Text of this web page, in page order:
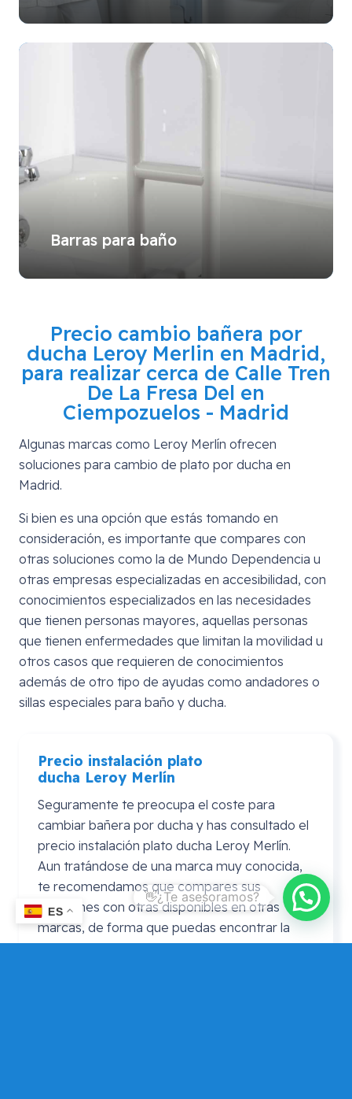
Barras para baño
Precio cambio bañera por
ducha Leroy Merlin en Madrid,
para realizar cerca de Calle Tren
De La Fresa Del en
Ciempozuelos - Madrid
Algunas marcas como Leroy Merlín ofrecen
soluciones para cambio de plato por ducha en
Madrid.
Si bien es una opción que estás tomando en
consideración, es importante que compares con
otras soluciones como la de Mundo Dependencia u
otras empresas especializadas en accesibilidad, con
conocimientos especializados en las necesidades
que tienen personas mayores, aquellas personas
que tienen enfermedades que limitan la movilidad u
otros casos que requieren de conocimientos
además de otro tipo de ayudas como andadores o
sillas especiales para baño y ducha.
Precio instalación plato
ducha Leroy Merlín
Seguramente te preocupa el coste para
cambiar bañera por ducha y has consultado el
precio instalación plato ducha Leroy Merlín.
Aun tratándose de una marca muy conocida,
te recomendamos que compares sus
soluciones con otras disponibles en otras
marcas, de forma que puedas encontrar la
propuesta de cambio de bañera por un plato
ES